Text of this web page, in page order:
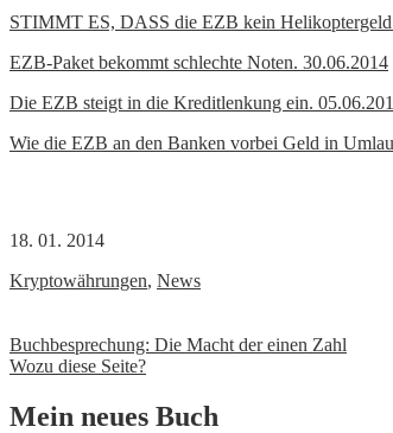
STIMMT ES, DASS die EZB kein
EZB-Paket bekommt schlechte Noten. 30.06.2014
Die EZB steigt in die Kreditlenkung ein.
Wie die EZB an den Banken vorbei Geld in
18. 01. 2014
Kryptowährungen, News
Beitrags-
Navigation
Buchbesprechung: Die Macht der einen Zahl
Wozu diese Seite?
Mein neues Buch